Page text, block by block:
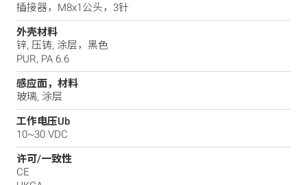
插接器，M8x1公头，3针
外壳材料
锌, 压铸, 涂层，黑色
PUR, PA 6.6
感应面，材料
玻璃, 涂层
工作电压Ub
10~30 VDC
许可/一致性
CE